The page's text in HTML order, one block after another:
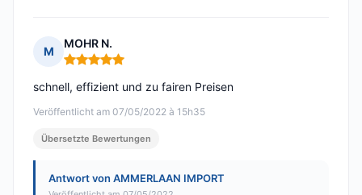
M
MOHR N.
Hinweis: 5 von 5
Veröffentlicht am 07/05/2022 à 15h35
schnell, effizient und zu fairen Preisen
Übersetzte Bewertungen
Antwort von AMMERLAAN IMPORT